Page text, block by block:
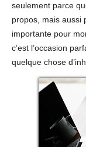
seulement parce
propos, mais aussi
importante pour
c’est l’occasion
quelque chose